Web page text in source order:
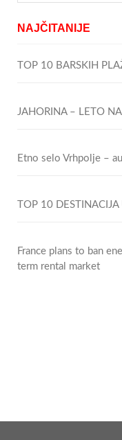
NAJČITANIJE
TOP 10 BARSKIH
JAHORINA – LETO
Etno selo Vrhpolje –
TOP 10
France plans to ban
term rental market